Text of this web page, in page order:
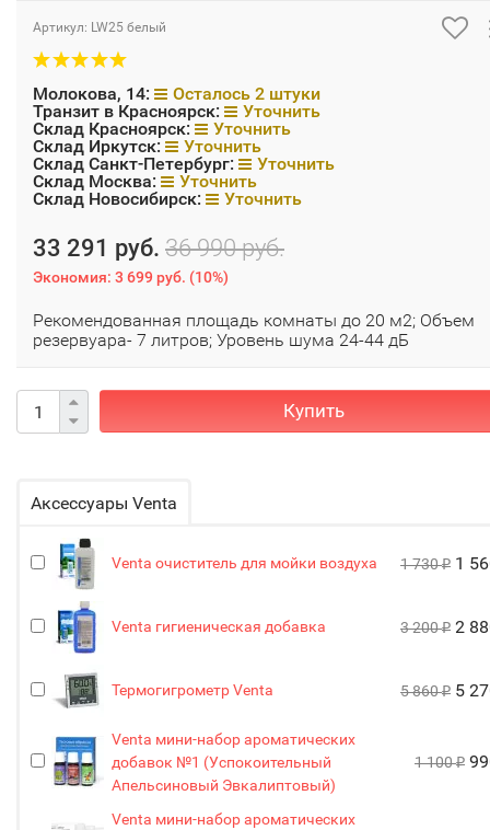
Артикул: LW25 белый
Молокова, 14:
Осталось 2 штуки
Транзит в Красноярск:
Уточнить
Склад Красноярск:
Уточнить
Склад Иркутск:
Уточнить
Склад Санкт-Петербург:
Уточнить
Склад Москва:
Уточнить
Склад Новосибирск:
Уточнить
33 291 руб. 36 990 руб.
Экономия: 3 699 руб. (10%)
Рекомендованная площадь комнаты до 20 м2; Объем
резервуара- 7 литров; Уровень шума 24-44 дБ
Купить
Аксессуары Venta
Venta очиститель для мойки воздуха 1 730₽ 1
Venta гигиеническая добавка 3 200₽ 2
Термогигрометр Venta 5 860₽ 5
Venta мини-набор ароматических
добавок №1 (Успокоительный
Апельсиновый Эвкалиптовый)
1 100₽
Venta мини-набор ароматических